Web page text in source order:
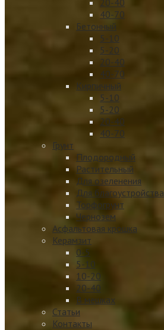
20-40
40-70
Бетонный
5-10
5-20
20-40
40-70
Кирпичный
5-10
5-20
20-40
40-70
Грунт
Плодородный
Растительный
Для озеленения
Для благоустройства
Торфогрунт
Чернозем
Асфальтовая крошка
Керамзит
0-5
5-10
10-20
20-40
В мешках
Статьи
Контакты